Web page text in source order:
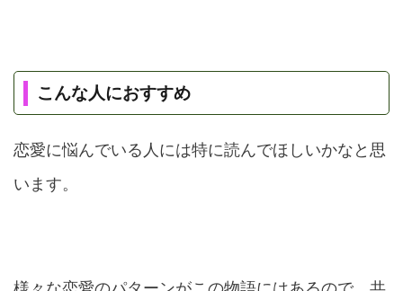
こんな人におすすめ
恋愛に悩んでいる人には特に読んでほしいかなと思
います。